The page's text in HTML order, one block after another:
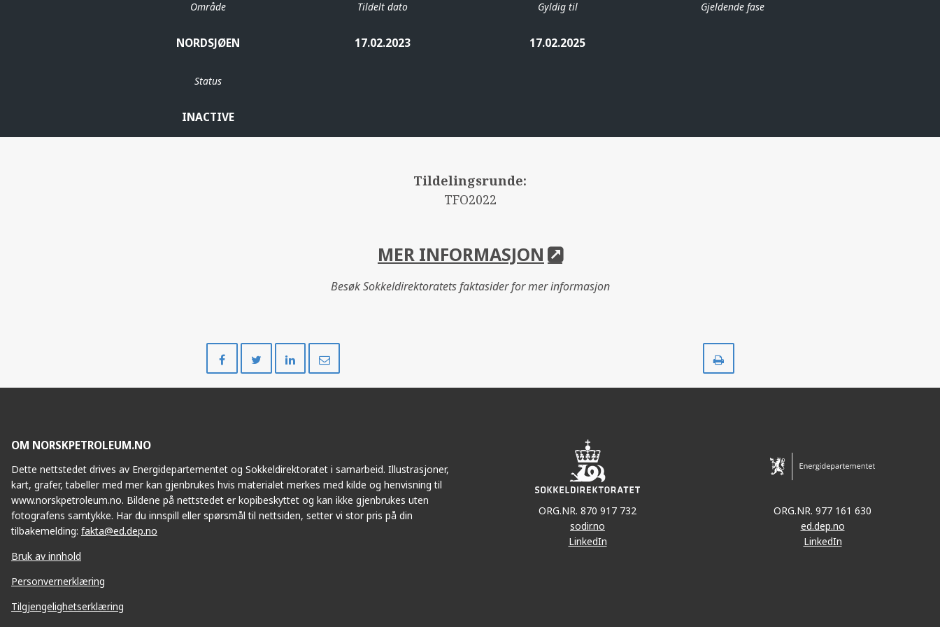
Område
NORDSJØEN
Tildelt dato
17.02.2023
Gyldig til
17.02.2025
Gjeldende fase
Status
INACTIVE
Tildelingsrunde:
TFO2022
MER INFORMASJON
Besøk Sokkeldirektoratets faktasider for mer informasjon
på
på
på
OM NORSKPETROLEUM.NO
Dette nettstedet drives av Energidepartementet og Sokkeldirektoratet i samarbeid. Illustrasjoner,
kart, grafer, tabeller med mer kan gjenbrukes hvis materialet merkes med kilde og henvisning til
www.norskpetroleum.no. Bildene på nettstedet er kopibeskyttet og kan ikke gjenbrukes uten
fotografens samtykke. Har du innspill eller spørsmål til nettsiden, setter vi stor pris på din
tilbakemelding: fakta@ed.dep.no
Bruk av innhold
Personvernerklæring
Tilgjengelighetserklæring
ORG.NR. 870 917 732
sodir.no
LinkedIn
ORG.NR. 977 161 630
ed.dep.no
LinkedIn